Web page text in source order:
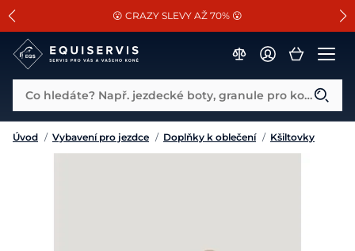
SLEVA 13% na vše od Cassini!
😮 CRAZY SLEVY AŽ 70% 😮
📐Pasování a doplňky k vybraným sedlům ZDARMA 🐴
Co hledáte? Např. jezdecké boty, granule pro koně...
Úvod / Vybavení pro jezdce / Doplňky k oblečení / Kšiltovky